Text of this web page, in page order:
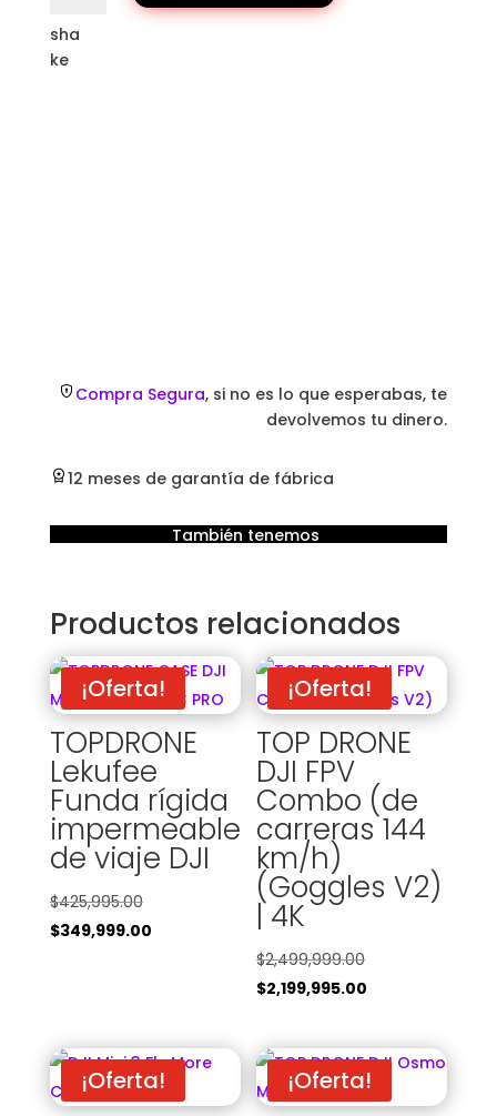
DJI
NEO
Compra Segura, si no es lo que esperabas, te
devolvemos tu dinero.
12 meses de garantía de fábrica
También tenemos
Productos relacionados
¡Oferta!
TOPDRONE
Lekufee
Funda rígida
impermeable
de viaje DJI
$425,995.00El
precio
$349,999.00El
$349,999.00.
¡Oferta!
TOP DRONE
DJI FPV
Combo (de
carreras 144
km/h)
(Goggles V2)
| 4K
$2,499,999.00El
precio
era:
$2,499,999.00.
$2,199,995.00
actual
es:
$2,199,995.00.
¡Oferta! ¡Oferta!